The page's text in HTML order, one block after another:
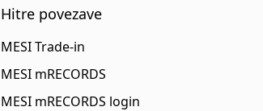
Hitre povezave
MESI Trade-in
MESI mRECORDS
MESI mRECORDS login